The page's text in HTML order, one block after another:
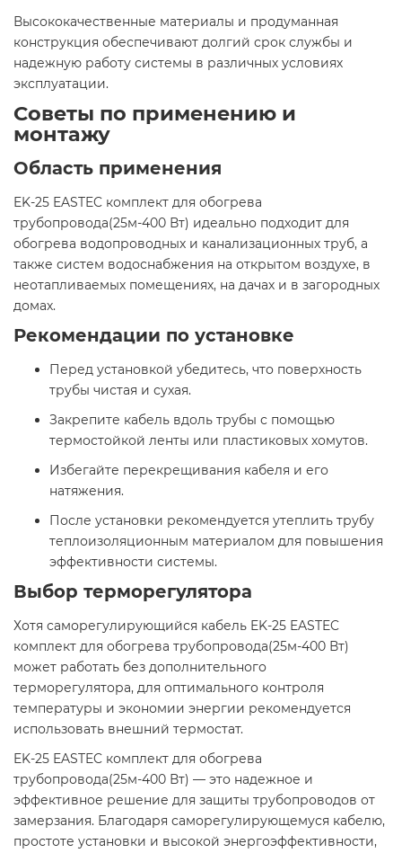
Высококачественные материалы и продуманная
конструкция обеспечивают долгий срок службы и
надежную работу системы в различных условиях
эксплуатации.​
Советы по применению и
монтажу
Область применения
EK-25 EASTEC комплект для обогрева
трубопровода(25м-400 Вт) идеально подходит для
обогрева водопроводных и канализационных труб, а
также систем водоснабжения на открытом воздухе, в
неотапливаемых помещениях, на дачах и в загородных
домах.​
Рекомендации по установке
Перед установкой убедитесь, что поверхность
трубы чистая и сухая.
Закрепите кабель вдоль трубы с помощью
термостойкой ленты или пластиковых хомутов.
Избегайте перекрещивания кабеля и его
натяжения.
После установки рекомендуется утеплить трубу
теплоизоляционным материалом для повышения
эффективности системы.​
Выбор терморегулятора
Хотя саморегулирующийся кабель EK-25 EASTEC
комплект для обогрева трубопровода(25м-400 Вт)
может работать без дополнительного
терморегулятора, для оптимального контроля
температуры и экономии энергии рекомендуется
использовать внешний термостат.​
EK-25 EASTEC комплект для обогрева
трубопровода(25м-400 Вт) — это надежное и
эффективное решение для защиты трубопроводов от
замерзания. Благодаря саморегулирующемуся кабелю,
простоте установки и высокой энергоэффективности,